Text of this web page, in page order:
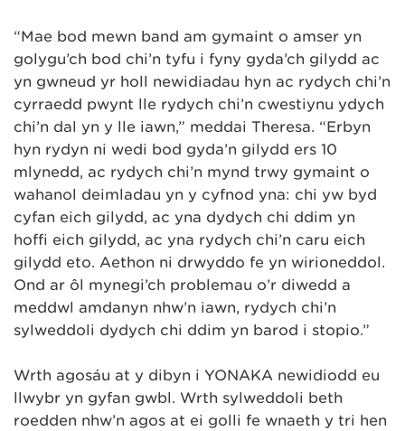
“Mae bod mewn band am gymaint o amser yn
golygu’ch bod chi’n tyfu i fyny gyda’ch gilydd ac
yn gwneud yr holl newidiadau hyn ac rydych chi’n
cyrraedd pwynt lle rydych chi’n cwestiynu ydych
chi’n dal yn y lle iawn,” meddai Theresa. “Erbyn
hyn rydyn ni wedi bod gyda’n gilydd ers 10
mlynedd, ac rydych chi’n mynd trwy gymaint o
wahanol deimladau yn y cyfnod yna: chi yw byd
cyfan eich gilydd, ac yna dydych chi ddim yn
hoffi eich gilydd, ac yna rydych chi’n caru eich
gilydd eto. Aethon ni drwyddo fe yn wirioneddol.
Ond ar ôl mynegi’ch problemau o’r diwedd a
meddwl amdanyn nhw’n iawn, rydych chi’n
sylweddoli dydych chi ddim yn barod i stopio.”
Wrth agosáu at y dibyn i YONAKA newidiodd eu
llwybr yn gyfan gwbl. Wrth sylweddoli beth
roedden nhw’n agos at ei golli fe wnaeth y tri hen